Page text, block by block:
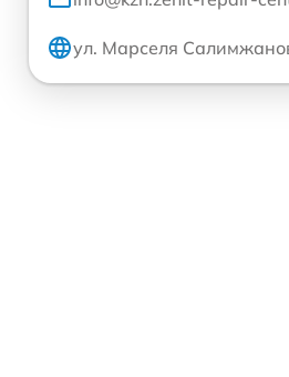
ул. Марселя